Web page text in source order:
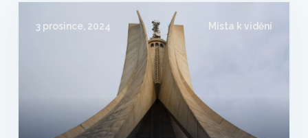
3 prosince, 2024 Místa k vidění